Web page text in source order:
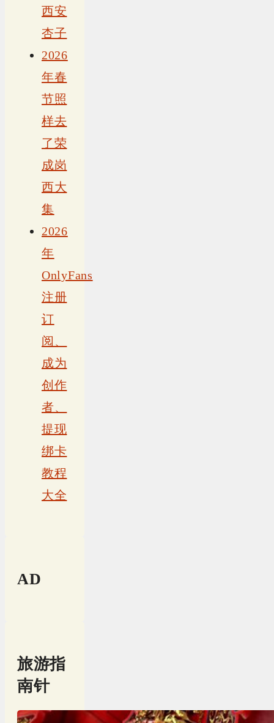
西安
杏子
2026
年春
节照
样去
了荣
成岗
西大
集
2026
年
OnlyFans
注册
订
阅、
成为
创作
者、
提现
绑卡
教程
大全
AD
旅游指
南针